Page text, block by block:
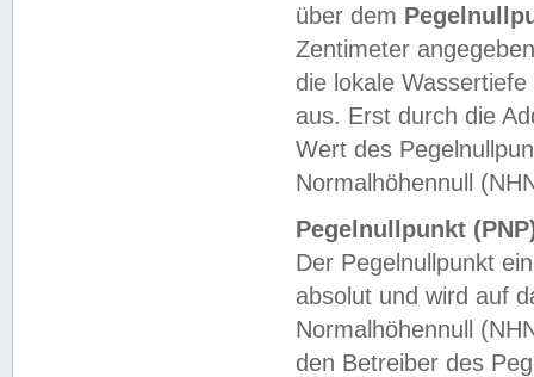
über dem
Zentimeter
die lokale
aus. Erst durch die
Wert des
Normalhöhennull
Pegelnullpunkt
Der Pegelnullpunkt
absolut und wird auf
Normalhöhennull
den Betreiber des